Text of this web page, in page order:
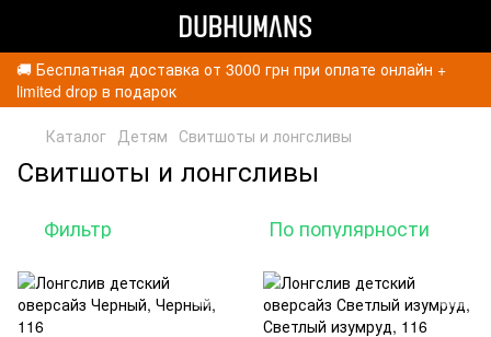
🚚 Бесплатная доставка от 3000 грн при оплате онлайн +
limited drop в подарок
Каталог Детям Свитшоты и лонгсливы
Свитшоты и лонгсливы
Фильтр По популярности